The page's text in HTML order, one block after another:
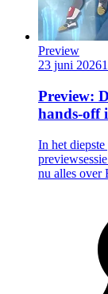
Preview
23 juni 2026
Preview:
hands-off
In het
nu alles over